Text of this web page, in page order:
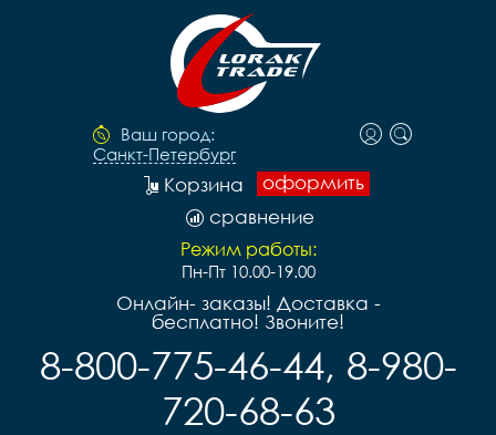
Ваш город:
Санкт-Петербург
оформить
Корзина
сравнение
Режим работы:
Пн-Пт 10.00-19.00
Онлайн- заказы! Доставка -
бесплатно! Звоните!
8-800-775-46-44, 8-980-
720-68-63